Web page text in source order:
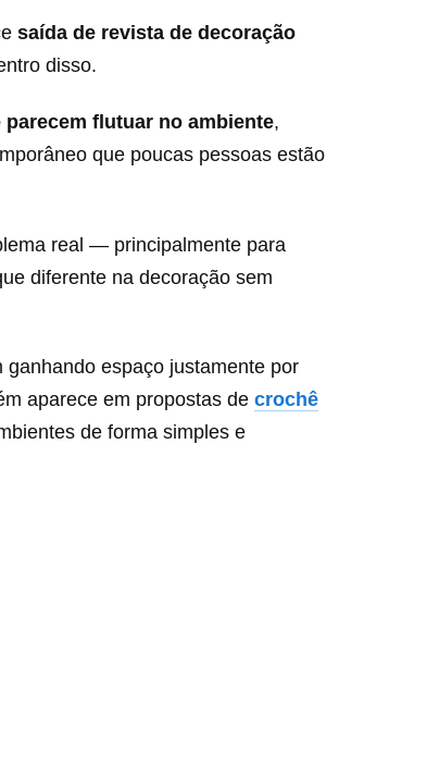
saída de revista de decoração
disso.
flutuar no ambiente,
que poucas pessoas estão
real — principalmente para
diferente na decoração sem
espaço justamente por
aparece em propostas de crochê
de forma simples e